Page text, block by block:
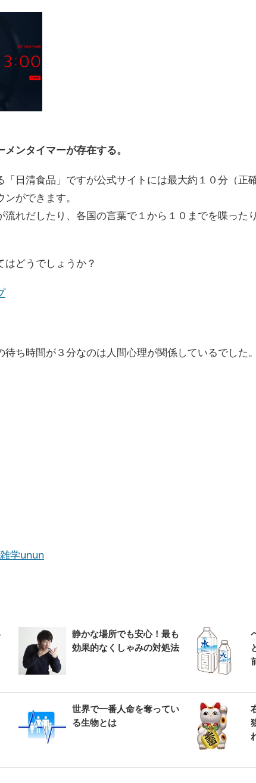
ンタイマーが存在する。
「日清食品」ですが公式サイトには最大約１０分（正
ができます。
流れだしたり、各国の言葉で１から１０までを喋った
どうでしょうか？
ち時間が３分なのは人間心理が関係しているでした。
雑学unun
静かな場所でも安心！最も
効果的なくしゃみの対処法
世界で一番人命を奪ってい
る生物とは